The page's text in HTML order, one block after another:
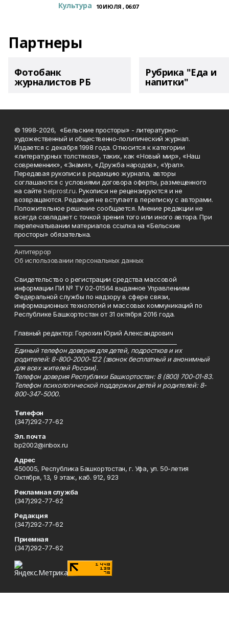
Культура 10 ИЮЛЯ , 06:07
Партнеры
Фотобанк
журналистов РБ
Рубрика "Еда и
напитки"
© 1998-2026, «Бельские просторы» - литературно-
художественный и общественно-политический журнал.
Издается с декабря 1998 года. Относится к категории
«литературных толстяков», таких, как «Новый мир», «Наш
современник», «Знамя», «Дружба народов», «Урал».
Передавая рукописи в редакцию журнала, авторы
соглашаются с условиями договора оферты, размещенного
на сайтеbelprost.ru. Рукописи не рецензируются и не
возвращаются. Редакция не вступает в переписку с авторами.
Положительное решение сообщается. Мнение редакции не
всегда совпадает с точкой зрения того или иного автора. При
перепечатывании материалов ссылка на «Бельские
просторы» обязательна.
Антитеррор
Об использовании персональных данных
Свидетельство о регистрации средства массовой
информации ПИ № ТУ 02-01564 выданное Управлением
Федеральной службы по надзору в сфере связи,
информационных технологий и массовых коммуникаций по
Республике Башкортостан от 31 октября 2016 года.
Главный редактор: Горюхин Юрий Александрович
Единый телефон доверия для детей, подростков и их
родителей: 8-800-2000-122 (звонок бесплатный и анонимный
для всех жителей России).
Телефон доверия Республики Башкортостан: 8 (800) 700-01-83.
Телефон психологической поддержки детей и родителей: 8-
800-347-5000.
Телефон
(347)292-77-62
Эл. почта
bp2002@inbox.ru
Адрес
450005, Республика Башкортостан, г. Уфа, ул. 50-летия
Октября, 13, 9 этаж, каб. 912, 923
Рекламная служба
(347)292-77-62
Редакция
(347)292-77-62
Приемная
(347)292-77-62